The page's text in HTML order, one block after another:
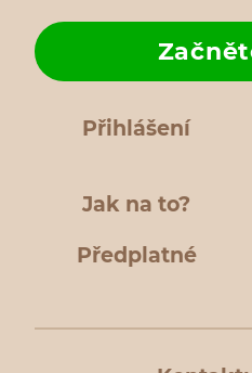
Přihlášení
Jak na to?
Předplatné